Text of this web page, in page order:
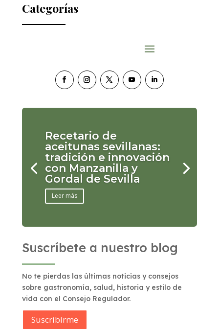
Categorías
Recetario de
aceitunas sevillanas:
tradición e innovación
con Manzanilla y
Gordal de Sevilla
Leer más
Suscríbete a nuestro blog
No te pierdas las últimas noticias y consejos
sobre gastronomía, salud, historia y estilo de
vida con el Consejo Regulador.
Suscribírme